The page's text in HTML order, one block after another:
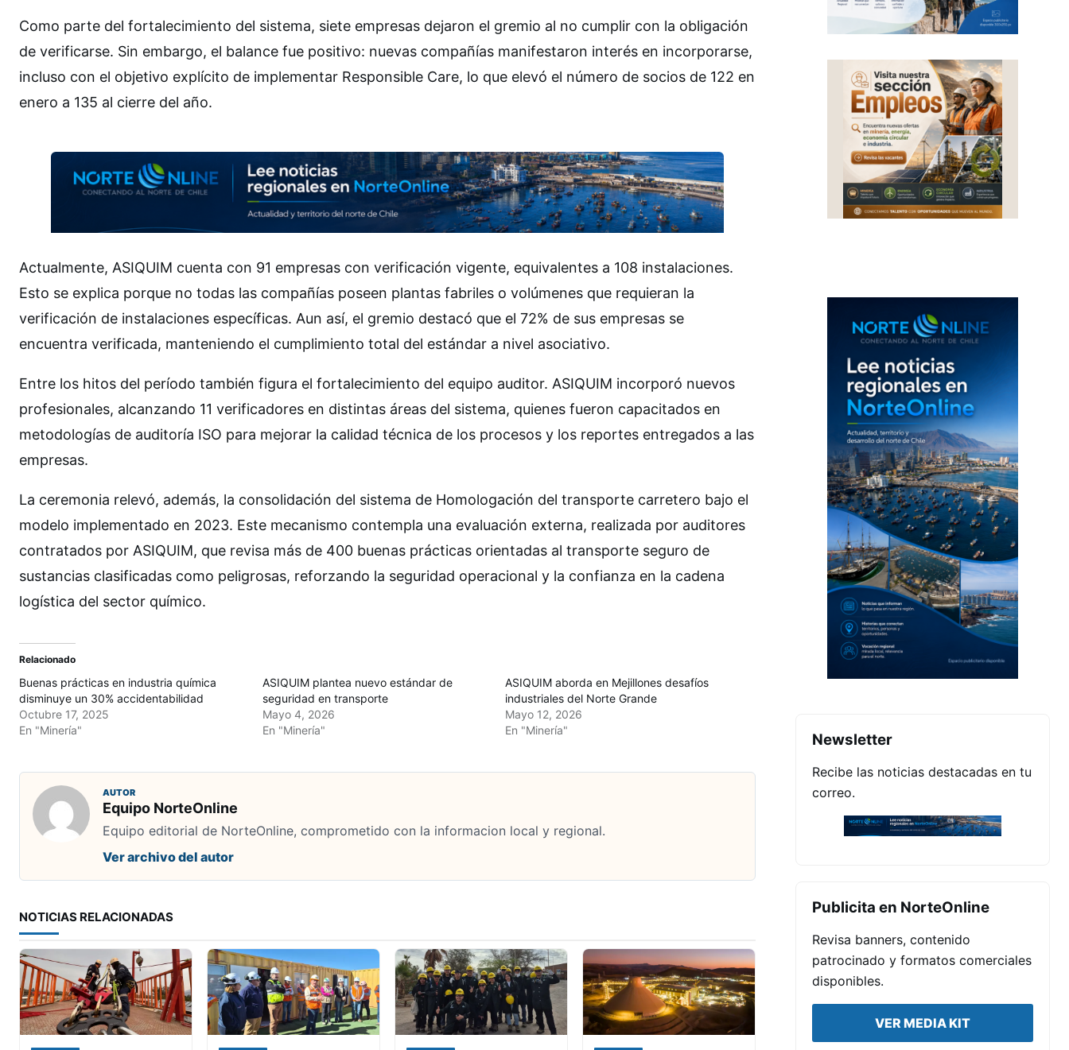
Como parte del fortalecimiento del sistema, siete empresas dejaron el gremio al no cumplir con la obligación
de verificarse. Sin embargo, el balance fue positivo: nuevas compañías manifestaron interés en incorporarse,
incluso con el objetivo explícito de implementar Responsible Care, lo que elevó el número de socios de 122 en
enero a 135 al cierre del año.
Actualmente, ASIQUIM cuenta con 91 empresas con verificación vigente, equivalentes a 108 instalaciones.
Esto se explica porque no todas las compañías poseen plantas fabriles o volúmenes que requieran la
verificación de instalaciones específicas. Aun así, el gremio destacó que el 72% de sus empresas se
encuentra verificada, manteniendo el cumplimiento total del estándar a nivel asociativo.
Entre los hitos del período también figura el fortalecimiento del equipo auditor. ASIQUIM incorporó nuevos
profesionales, alcanzando 11 verificadores en distintas áreas del sistema, quienes fueron capacitados en
metodologías de auditoría ISO para mejorar la calidad técnica de los procesos y los reportes entregados a las
empresas.
La ceremonia relevó, además, la consolidación del sistema de Homologación del transporte carretero bajo el
modelo implementado en 2023. Este mecanismo contempla una evaluación externa, realizada por auditores
contratados por ASIQUIM, que revisa más de 400 buenas prácticas orientadas al transporte seguro de
sustancias clasificadas como peligrosas, reforzando la seguridad operacional y la confianza en la cadena
logística del sector químico.
Relacionado
Buenas prácticas en industria química
disminuye un 30% accidentabilidad
Octubre 17, 2025
En "Minería"
ASIQUIM plantea nuevo estándar de
seguridad en transporte
Mayo 4, 2026
En "Minería"
ASIQUIM aborda en Mejillones desafíos
industriales del Norte Grande
Mayo 12, 2026
En "Minería"
AUTOR
Equipo NorteOnline
Equipo editorial de NorteOnline, comprometido con la informacion local y regional.
Ver archivo del autor
NOTICIAS RELACIONADAS
Newsletter
Recibe las noticias destacadas en tu
correo.
Publicita en NorteOnline
Revisa banners, contenido
patrocinado y formatos comerciales
disponibles.
VER MEDIA KIT